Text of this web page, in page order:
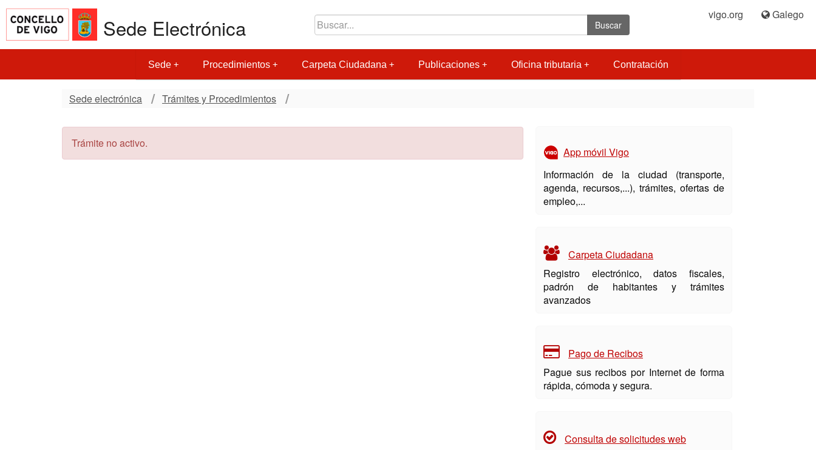
Sede Electrónica Buscar
vigo.org Galego
Sede Procedimientos Carpeta Ciudadana Publicaciones Oficina tributaria Contratación
Sede electrónica Trámites y Procedimientos
Trámite no activo.
App móvil Vigo
Información de la ciudad (transporte,
agenda, recursos,...), trámites, ofertas de
empleo,...
Carpeta Ciudadana
Registro electrónico, datos fiscales,
padrón de habitantes y trámites
avanzados
Pago de Recibos
Pague sus recibos por Internet de forma
rápida, cómoda y segura.
Consulta de solicitudes web